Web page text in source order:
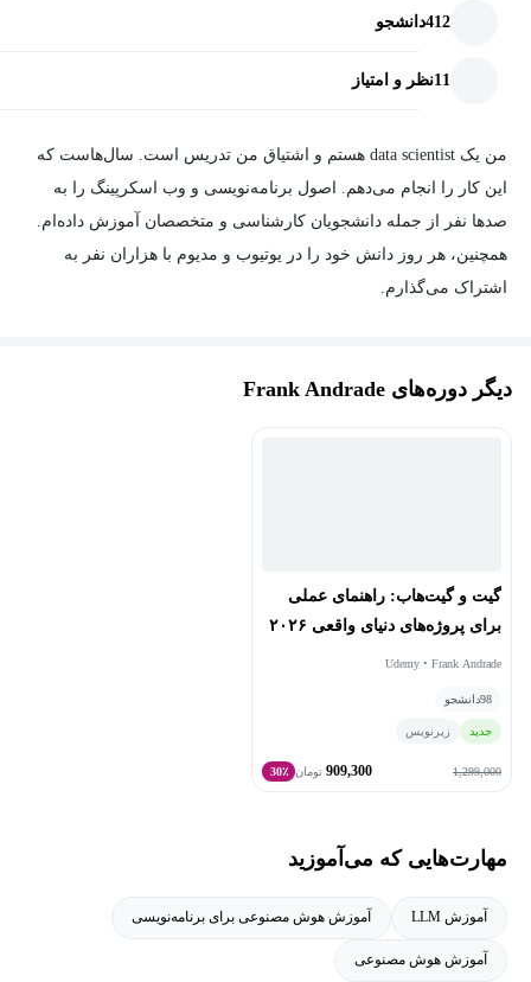
412دانشجو
11نظر و امتیاز
من یک data scientist هستم و اشتیاق من تدریس است. سال‌هاست که
این کار را انجام می‌دهم. اصول برنامه‌نویسی و وب اسکرپینگ را به
صدها نفر از جمله دانشجویان کارشناسی و متخصصان آموزش داده‌ام.
همچنین، هر روز دانش خود را در یوتیوب و مدیوم با هزاران نفر به
اشتراک می‌گذارم.
دیگر دوره‌های Frank Andrade
گیت و گیت‌هاب: راهنمای عملی
برای پروژه‌های دنیای واقعی ۲۰۲۶
Udemy • Frank Andrade
98دانشجو
جدید زیرنویس
1,299,000
909,300 تومان 30٪
مهارت‌هایی که می‌آموزید
آموزش LLM آموزش هوش مصنوعی برای برنامه‌نویسی
آموزش هوش مصنوعی